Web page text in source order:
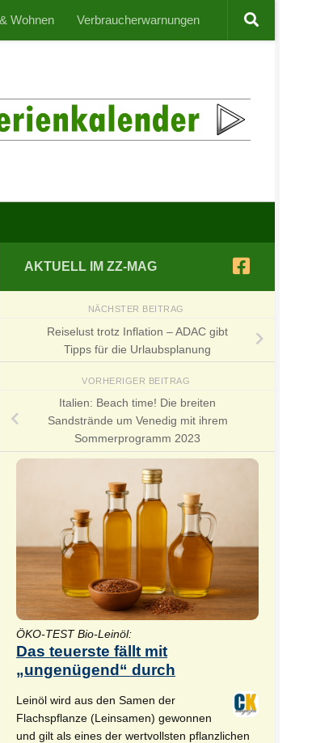
Wohnen Verbraucherwarnungen
AKTUELL IM ZZ-MAG
NÄCHSTER BEITRAG
Reiselust trotz Inflation – ADAC gibt
Tipps für die Urlaubsplanung
VORHERIGER BEITRAG
Italien: Beach time! Die breiten
Sandstrände um Venedig mit ihrem
Sommerprogramm 2023
ÖKO-TEST Bio-Leinöl:
Das teuerste fällt mit
„ungenügend“ durch
Leinöl wird aus den Samen der
Flachspflanze (Leinsamen) gewonnen
und gilt als eines der wertvollsten pflanzlichen